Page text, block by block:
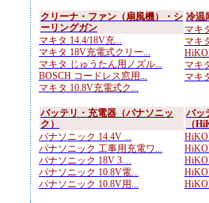
クリーナ・ファン（扇風機）・シ
ーリングガン
マキタ 14.4/18V充...
マキタ 18V充電式クリー...
マキタ じゅうたん用ノズル...
BOSCH コードレス窓用...
マキタ 10.8V充電式ク...
冷温
マキ
マキ
マキ
マキ
バッテリ・充電器（パナソニッ
ク）
パナソニック 14.4V ...
パナソニック 工事用充電ワ...
パナソニック 18V 3....
パナソニック 10.8V電...
パナソニック 10.8V用...
バッ
（